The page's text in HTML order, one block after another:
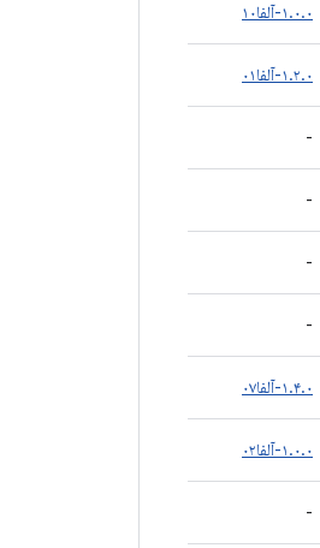
۱.۰.۰-آلفا۱۰
۱.۲.۰-آلفا۰۱
-
-
-
-
۱.۴.۰-آلفا۰۷
۱.۰.۰-آلفا۰۲
-